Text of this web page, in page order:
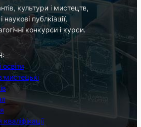
культури і мистецтв,
наукові публкіації,
конкурси і курси.
мистецькі